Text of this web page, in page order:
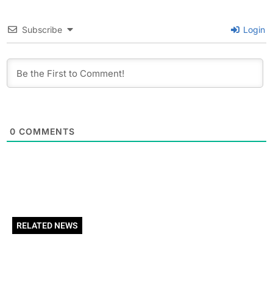
Subscribe Login
0 COMMENTS
RELATED NEWS